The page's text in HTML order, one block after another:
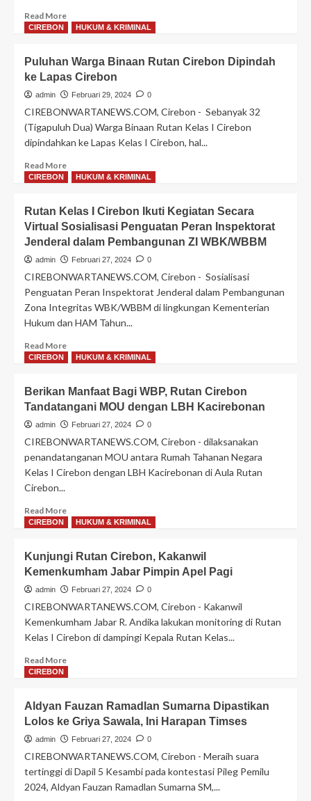
Read MoreRead
more
Penipuan
Modus
Pajak,
Simak
DJP
CIREBON HUKUM & KRIMINAL
Puluhan Warga Binaan Rutan Cirebon Dipindah
ke Lapas Cirebon
admin Februari 29, 2024 0
CIREBONWARTANEWS.COM, Cirebon - Sebanyak 32
(Tigapuluh Dua) Warga Binaan Rutan Kelas I Cirebon
dipindahkan ke Lapas Kelas I Cirebon, hal...
Read MoreRead
more
Warga
Binaan
Rutan
Cirebon
ke
Lapas
Cirebon
CIREBON HUKUM & KRIMINAL
Rutan Kelas I Cirebon Ikuti Kegiatan Secara
Virtual Sosialisasi Penguatan Peran Inspektorat
Jenderal dalam Pembangunan ZI WBK/WBBM
admin Februari 27, 2024 0
CIREBONWARTANEWS.COM, Cirebon - Sosialisasi
Penguatan Peran Inspektorat Jenderal dalam Pembangunan
Zona Integritas WBK/WBBM di lingkungan Kementerian
Hukum dan HAM Tahun...
Read MoreRead
more
Kelas
I
Cirebon
Ikuti
Secara
Virtual
Peran
Inspektorat
dalam
Pembangunan
WBK/WBBM
CIREBON HUKUM & KRIMINAL
Berikan Manfaat Bagi WBP, Rutan Cirebon
Tandatangani MOU dengan LBH Kacirebonan
admin Februari 27, 2024 0
CIREBONWARTANEWS.COM, Cirebon - dilaksanakan
penandatanganan MOU antara Rumah Tahanan Negara
Kelas I Cirebon dengan LBH Kacirebonan di Aula Rutan
Cirebon...
Read MoreRead
more
Manfaat
Bagi
WBP,
Rutan
Tandatangani
MOU
LBH
Kacirebonan
CIREBON HUKUM & KRIMINAL
Kunjungi Rutan Cirebon, Kakanwil
Kemenkumham Jabar Pimpin Apel Pagi
admin Februari 27, 2024 0
CIREBONWARTANEWS.COM, Cirebon - Kakanwil
Kemenkumham Jabar R. Andika lakukan monitoring di Rutan
Kelas I Cirebon di dampingi Kepala Rutan Kelas...
Read MoreRead
Rutan
Cirebon,
Kakanwil
Kemenkumham
Pimpin
Apel
CIREBON
Aldyan Fauzan Ramadlan Sumarna Dipastikan
Lolos ke Griya Sawala, Ini Harapan Timses
admin Februari 27, 2024 0
CIREBONWARTANEWS.COM, Cirebon - Meraih suara
tertinggi di Dapil 5 Kesambi pada kontestasi Pileg Pemilu
2024, Aldyan Fauzan Ramadlan Sumarna SM,...